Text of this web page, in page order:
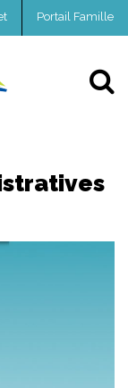
Portail Famille